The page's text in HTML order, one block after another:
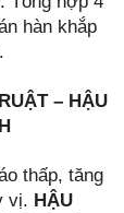
hàn khắp
.
– HẬU
thấp, tăng
vị. HẬU